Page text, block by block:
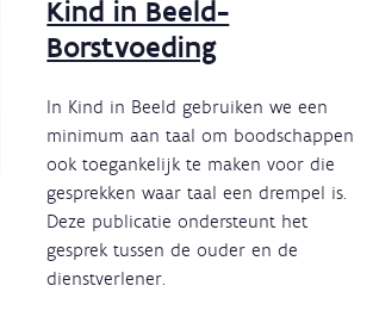
Kind in Beeld-
Borstvoeding
In Kind in Beeld gebruiken we een
minimum aan taal om boodschappen
ook toegankelijk te maken voor die
gesprekken waar taal een drempel is.
Deze publicatie ondersteunt het
gesprek tussen de ouder en de
dienstverlener.